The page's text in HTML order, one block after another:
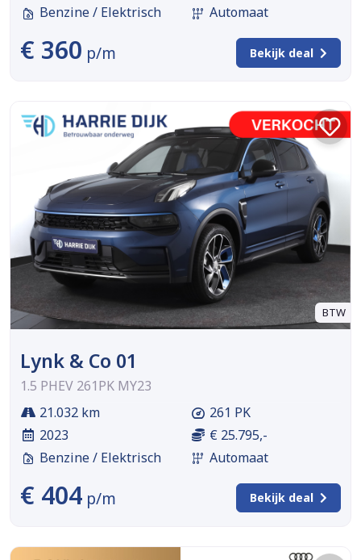
Benzine / Elektrisch
Automaat
€ 360 p/m Bekijk deal
BTW
Lynk & Co 01
1.5 PHEV 261PK MY23
21.032 km
2023
Benzine / Elektrisch
261 PK
€ 25.795,-
Automaat
€ 404 p/m Bekijk deal